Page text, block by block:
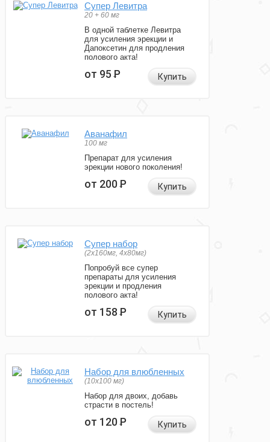
Супер Левитра
20 + 60 мг
В одной таблетке Левитра
для усиления эрекции и
Дапоксетин для продления
полового акта!
от 95Р Купить
Аванафил
100 мг
Препарат для усиления
эрекции нового поколения!
от 200Р Купить
Супер набор
(2х160мг, 4х80мг)
Попробуй все супер
препараты для усиления
эрекции и продления
полового акта!
от 158Р Купить
Набор для влюбленных
(10х100 мг)
Набор для двоих, добавь
страсти в постель!
от 120Р Купить